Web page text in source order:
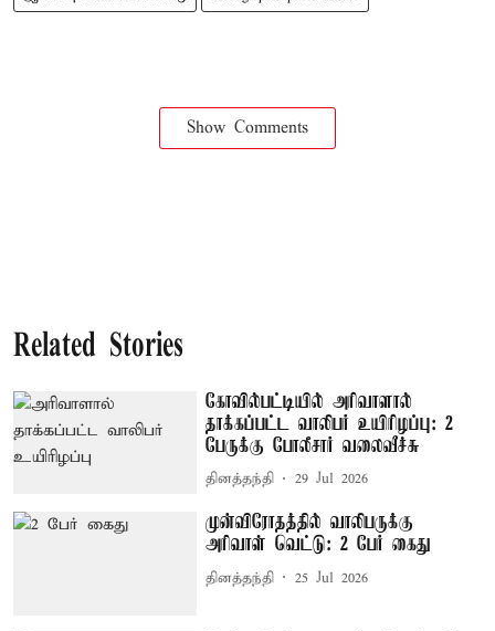
Show Comments
Related Stories
கோவில்பட்டியில் அரிவாளால்
தாக்கப்பட்ட வாலிபர் உயிரிழப்பு: 2
பேருக்கு போலீசார் வலைவீச்சு
தினத்தந்தி 29 Jul 2026
முன்விரோதத்தில் வாலிபருக்கு
அரிவாள் வெட்டு: 2 பேர் கைது
தினத்தந்தி 25 Jul 2026